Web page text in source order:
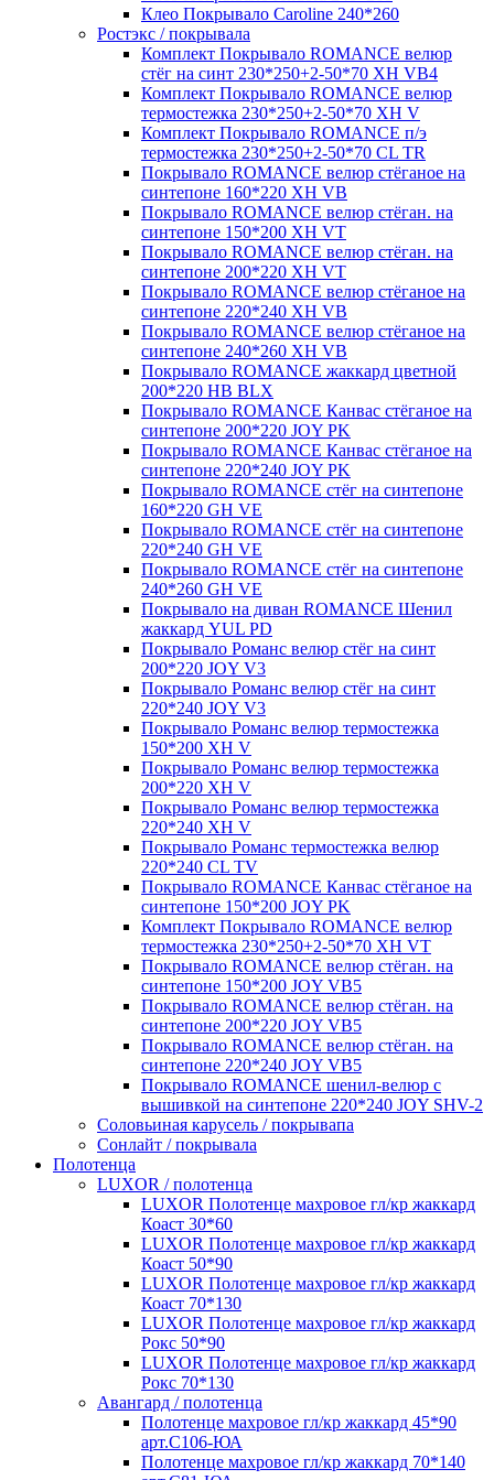
Клео Покрывало Caroline 240*260
Ростэкс / покрывала
Комплект Покрывало ROMANCE велюр
стёг на синт 230*250+2-50*70 XH VB4
Комплект Покрывало ROMANCE велюр
термостежка 230*250+2-50*70 XH V
Комплект Покрывало ROMANCE п/э
термостежка 230*250+2-50*70 CL TR
Покрывало ROMANCE велюр стёганое на
синтепоне 160*220 XH VB
Покрывало ROMANCE велюр стёган. на
синтепоне 150*200 XH VT
Покрывало ROMANCE велюр стёган. на
синтепоне 200*220 XH VT
Покрывало ROMANCE велюр стёганое на
синтепоне 220*240 XH VB
Покрывало ROMANCE велюр стёганое на
синтепоне 240*260 XH VB
Покрывало ROMANCE жаккард цветной
200*220 HB BLX
Покрывало ROMANCE Канвас стёганое на
синтепоне 200*220 JOY PK
Покрывало ROMANCE Канвас стёганое на
синтепоне 220*240 JOY PK
Покрывало ROMANCE стёг на синтепоне
160*220 GH VE
Покрывало ROMANCE стёг на синтепоне
220*240 GH VE
Покрывало ROMANCE стёг на синтепоне
240*260 GH VE
Покрывало на диван ROMANCE Шенил
жаккард YUL PD
Покрывало Романс велюр стёг на синт
200*220 JOY V3
Покрывало Романс велюр стёг на синт
220*240 JOY V3
Покрывало Романс велюр термостежка
150*200 XH V
Покрывало Романс велюр термостежка
200*220 XH V
Покрывало Романс велюр термостежка
220*240 XH V
Покрывало Романс термостежка велюр
220*240 CL TV
Покрывало ROMANCE Канвас стёганое на
синтепоне 150*200 JOY PK
Комплект Покрывало ROMANCE велюр
термостежка 230*250+2-50*70 XH VT
Покрывало ROMANCE велюр стёган. на
синтепоне 150*200 JOY VB5
Покрывало ROMANCE велюр стёган. на
синтепоне 200*220 JOY VB5
Покрывало ROMANCE велюр стёган. на
синтепоне 220*240 JOY VB5
Покрывало ROMANCE шенил-велюр с
вышивкой на синтепоне 220*240 JOY SHV-2
Соловьиная карусель / покрывапа
Сонлайт / покрывала
Полотенца
LUXOR / полотенца
LUXOR Полотенце махровое гл/кр жаккард
Коаст 30*60
LUXOR Полотенце махровое гл/кр жаккард
Коаст 50*90
LUXOR Полотенце махровое гл/кр жаккард
Коаст 70*130
LUXOR Полотенце махровое гл/кр жаккард
Рокс 50*90
LUXOR Полотенце махровое гл/кр жаккард
Рокс 70*130
Авангард / полотенца
Полотенце махровое гл/кр жаккард 45*90
арт.С106-ЮА
Полотенце махровое гл/кр жаккард 70*140